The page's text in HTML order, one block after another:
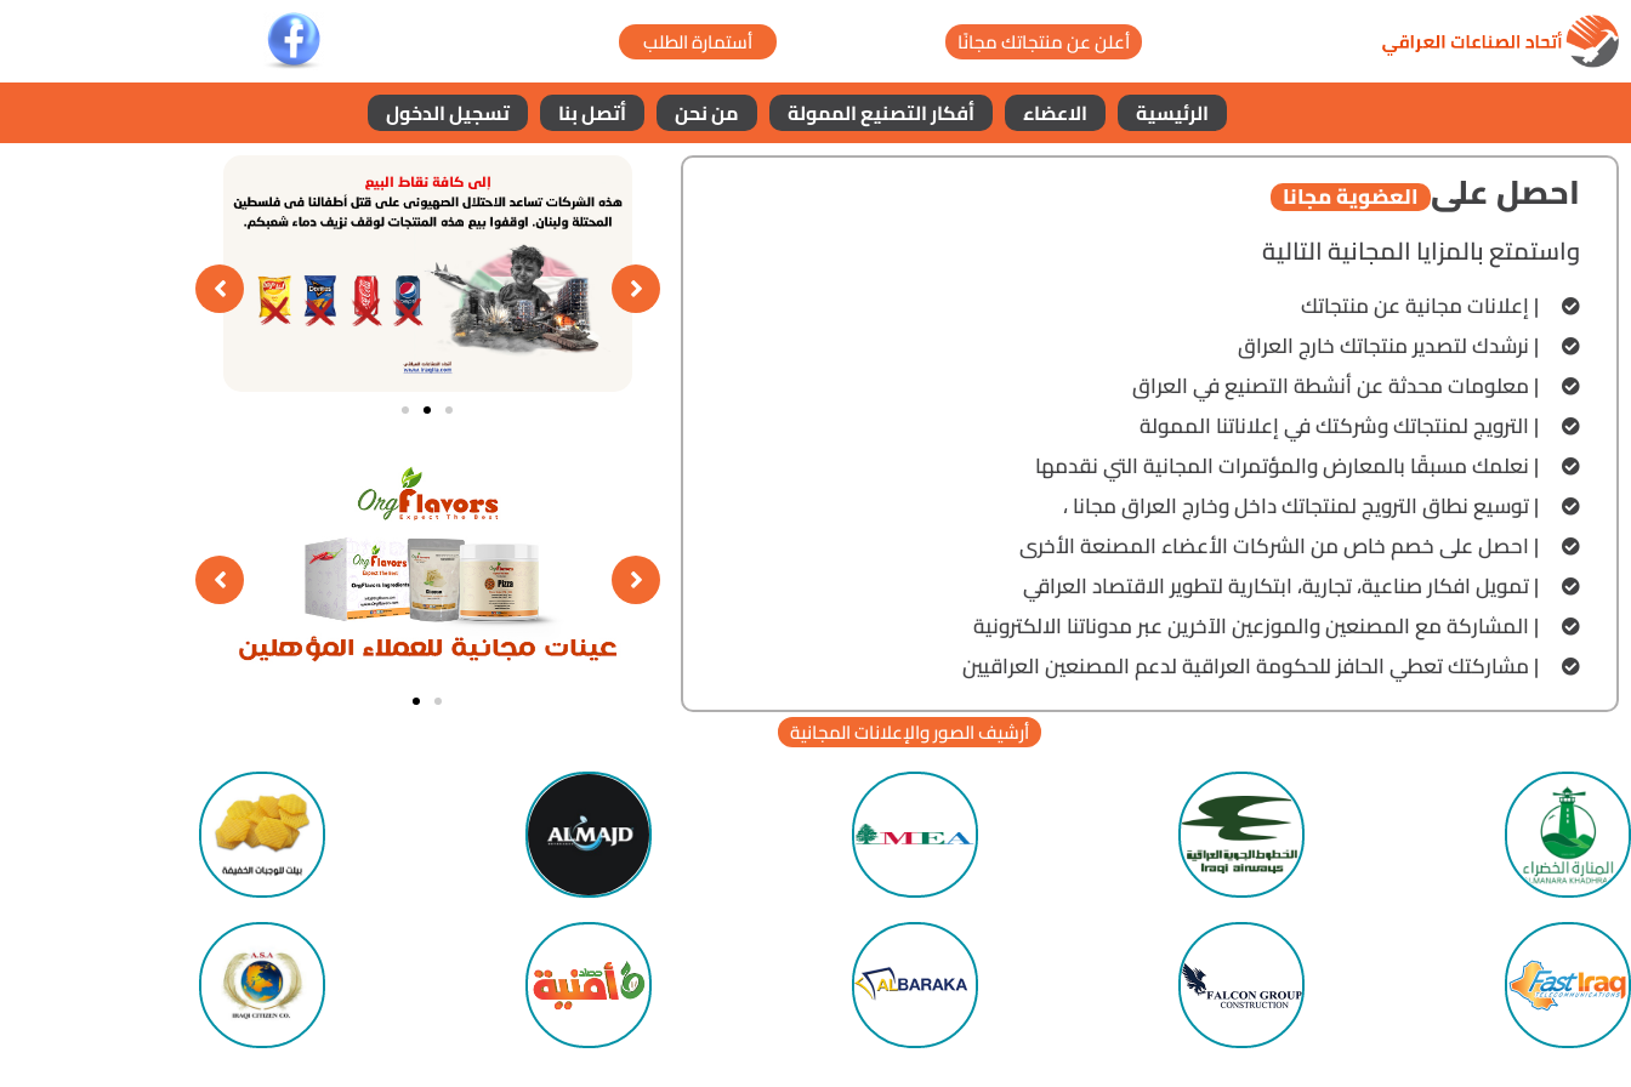
أعلن عن منتجاتك مجانًا أستمارة الطلب
الرئيسية الاعضاء أفكار التصنيع الممولة من نحن أتصل بنا تسجيل الدخول
احصل على العضوية مجانا
واستمتع بالمزايا المجانية التالية
| إعلانات مجانية عن منتجاتك
| نرشدك لتصدير منتجاتك خارج العراق
| معلومات محدثة عن أنشطة التصنيع في العراق
| الترويج لمنتجاتك وشركتك في إعلاناتنا الممولة
| نعلمك مسبقًا بالمعارض والمؤتمرات المجانية التي نقدمها
| توسيع نطاق الترويج لمنتجاتك داخل وخارج العراق مجانا ،
| احصل على خصم خاص من الشركات الأعضاء المصنعة الأخرى
| تمويل افكار صناعية، تجارية، ابتكارية لتطوير الاقتصاد العراقي
| المشاركة مع المصنعين والموزعين الآخرين عبر مدوناتنا الالكترونية
| مشاركتك تعطي الحافز للحكومة العراقية لدعم المصنعين العراقيين
أرشيف الصور والإعلانات المجانية